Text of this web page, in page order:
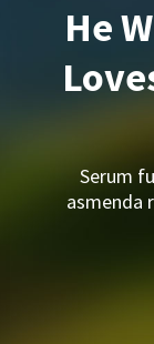
He
Serum
asmenda